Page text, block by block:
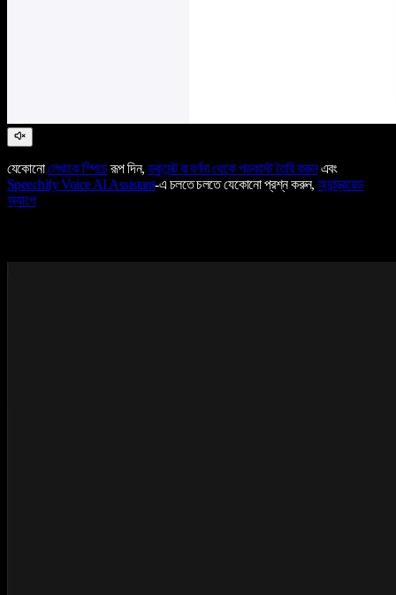
যেকোনোলেখাকে স্পিচেরূপ দিন, ডকুমেন্ট বা বর্ণনা থেকে পডকাস্ট তৈরি করুনএবং
Speechify Voice AI Assistant-এ চলতে চলতে যেকোনো প্রশ্ন করুন,অ্যান্ড্রয়েড
অ্যাপে